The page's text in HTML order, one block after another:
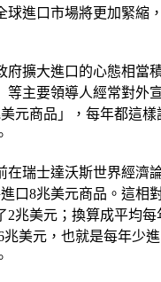
球進口市場將更加緊縮
府擴大進口的心態相當
等主要領導人經常對外
元商品」，每年都這樣
在瑞士達沃斯世界經濟
口8兆美元商品。這相
2兆美元；換算成平均每
兆美元，也就是每年少